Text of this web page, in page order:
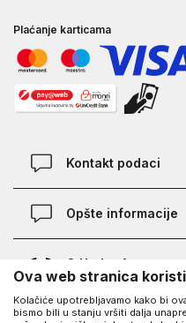
Plaćanje karticama
Kontakt podaci
Kontakt
Opšte informacije
Provjera statusa porudžbine
Najčešća pitanja
O Under Armour-u
O nama - priča o UA
UA Social
Ova web stranica
Kolačiće upotrebljavamo kako bi
bismo bili u stanju vršiti dalja